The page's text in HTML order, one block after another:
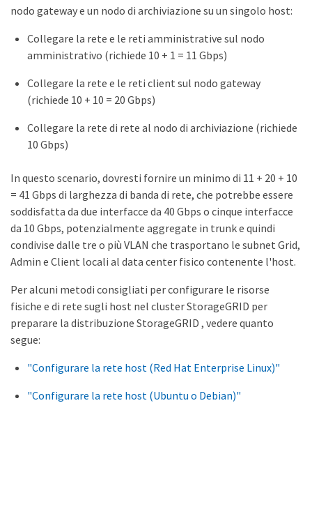
nodo gateway e un nodo di archiviazione su un singolo host:
Collegare la rete e le reti amministrative sul nodo
amministrativo (richiede 10 + 1 = 11 Gbps)
Collegare la rete e le reti client sul nodo gateway
(richiede 10 + 10 = 20 Gbps)
Collegare la rete di rete al nodo di archiviazione (richiede
10 Gbps)
In questo scenario, dovresti fornire un minimo di 11 + 20 + 10
= 41 Gbps di larghezza di banda di rete, che potrebbe essere
soddisfatta da due interfacce da 40 Gbps o cinque interfacce
da 10 Gbps, potenzialmente aggregate in trunk e quindi
condivise dalle tre o più VLAN che trasportano le subnet Grid,
Admin e Client locali al data center fisico contenente l'host.
Per alcuni metodi consigliati per configurare le risorse
fisiche e di rete sugli host nel cluster StorageGRID per
preparare la distribuzione StorageGRID , vedere quanto
segue:
"Configurare la rete host (Red Hat Enterprise Linux)"
"Configurare la rete host (Ubuntu o Debian)"